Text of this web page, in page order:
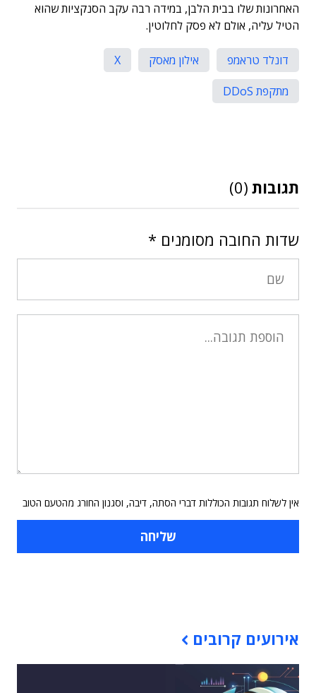
האחרונות שלו בבית הלבן, במידה רבה עקב הסנקציות שהוא
הטיל עליה, אולם לא פסק לחלוטין.
דונלד טראמפ אילון מאסק
X
מתקפת DDoS
תגובות (0)
שדות החובה מסומנים *
אין לשלוח תגובות הכוללות דברי הסתה, דיבה, וסגנון החורג מהטעם הטוב
אירועים קרובים